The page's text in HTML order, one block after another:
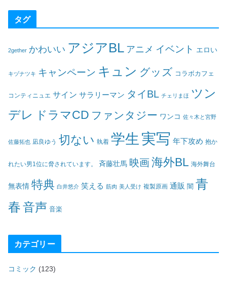
タグ
2gether かわいい アジアBL アニメ イベント エロい
キヅナツキ キャンペーン キュン グッズ コラボカフェ
コンティニュエ サイン サラリーマン タイBL チェリまほ ツン
デレ
ドラマCD ファンタジー ワンコ 佐々木と宮野
佐藤拓也 凪良ゆう 切ない 執着 学生 実写 年下攻め 抱か
れたい男1位に脅されています。 斉藤壮馬 映画海外BL 海外舞台
無表情 特典 白井悠介 笑える 筋肉 美人受け 複製原画 通販 闇 青
春音声 音楽
カテゴリー
コミック (123)